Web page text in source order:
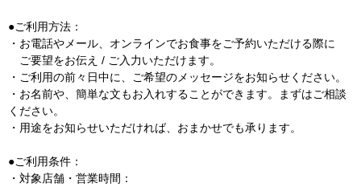
●ご利用方法：
・お電話やメール、オンラインでお食事をご予約いただける際に
ご要望をお伝え / ご入力いただけます。
・ご利用の前々日中に、ご希望のメッセージをお知らせください。
・お名前や、簡単な文もお入れすることができます。まずはご相談
ください。
・用途をお知らせいただければ、おまかせでも承ります。
●ご利用条件：
・対象店舗・営業時間：